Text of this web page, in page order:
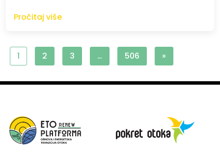
Pročitaj više
1 2 3 … 506 »